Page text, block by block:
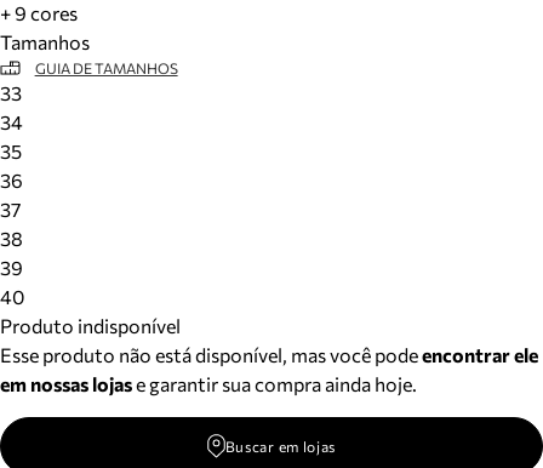
+ 9 cores
Tamanhos
GUIA DE TAMANHOS
33
34
35
36
37
38
39
40
Produto indisponível
Esse produto não está disponível, mas você podeencontrar ele
em nossas lojase garantir sua compra ainda hoje.
Buscar em lojas